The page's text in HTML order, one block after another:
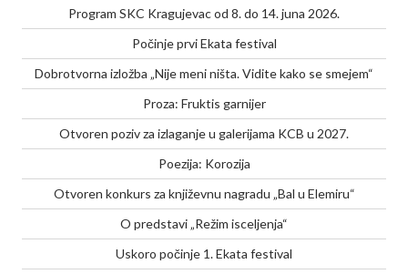
Program SKC Kragujevac od 8. do 14. juna 2026.
Počinje prvi Ekata festival
Dobrotvorna izložba „Nije meni ništa. Vidite kako se smejem“
Proza: Fruktis garnijer
Otvoren poziv za izlaganje u galerijama KCB u 2027.
Poezija: Korozija
Otvoren konkurs za književnu nagradu „Bal u Elemiru“
O predstavi „Režim isceljenja“
Uskoro počinje 1. Ekata festival